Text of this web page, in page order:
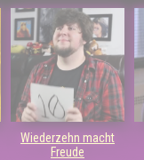
Wiederzehn macht
Freude